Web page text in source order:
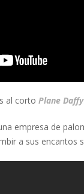
al corto Plane Daffy.
empresa de
a sus encantos